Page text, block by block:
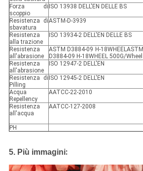
Forza di
scoppio
ISO 13938 DELL'EN DELLE BS
Resistenza di
sbavatura
ASTM-D-3939
Resistenza
alla trazione
ISO 13934-2 DELL'EN DELLE BS
Resistenza
all'abrasione
ASTM D3884-09 H-18WHEELASTM
D3884-09 H-18WHEEL 500G/Wheel
Resistenza
all'abrasione
ISO 12947-2 DELL'EN
Resistenza di
Pilling
ISO 12945-2 DELL'EN
Acqua
Repellency
AATCC-22-2010
Resistenza
all'acqua
AATCC-127-2008
PH
5. Più immagini: